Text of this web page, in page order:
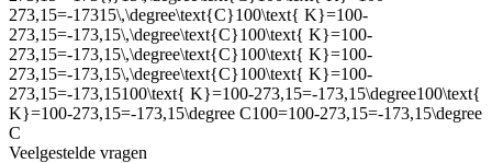
273,15=-17315\,\degree\text{C}100\text{ K}=100-
273,15=-173,15\,\degree\text{C}100\text{ K}=100-
273,15=-173,15\,\degree\text{C}100\text{ K}=100-
273,15=-173,15\,\degree\text{C}100\text{ K}=100-
273,15=-173,15100\text{ K}=100-273,15=-173,15\degree100\text{
K}=100-273,15=-173,15\degree C100=100-273,15=-173,15\degree
C
Veelgestelde vragen